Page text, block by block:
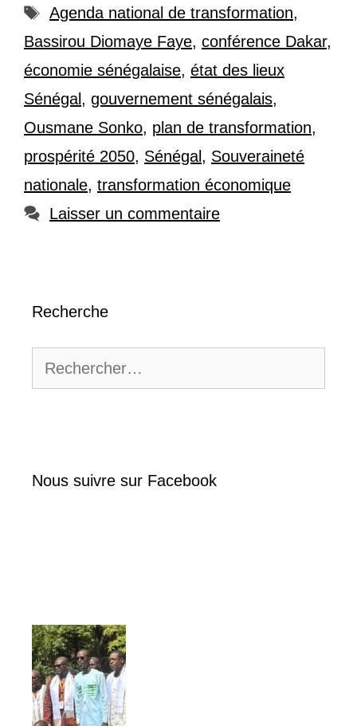
Étiquettes
Agenda national de transformation,
Bassirou Diomaye Faye, conférence Dakar,
économie sénégalaise, état des lieux
Sénégal , gouvernement sénégalais,
Ousmane Sonko, plan de transformation,
prospérité 2050, Sénégal , Souveraineté
nationale, transformation économique
Laisser un commentaire
Recherche
Nous suivre sur Facebook